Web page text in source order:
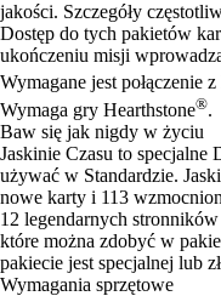
jakości. Szczegóły
Dostęp do tych pakietów
ukończeniu misji
Wymagane jest połączenie
Wymaga gry Hearthstone®.
Baw się jak nigdy w życiu
Jaskinie Czasu to specjalne
używać w Standardzie.
nowe karty i 113
12 legendarnych
które można zdobyć w
pakiecie jest specjalnej lub
Wymagania sprzętowe